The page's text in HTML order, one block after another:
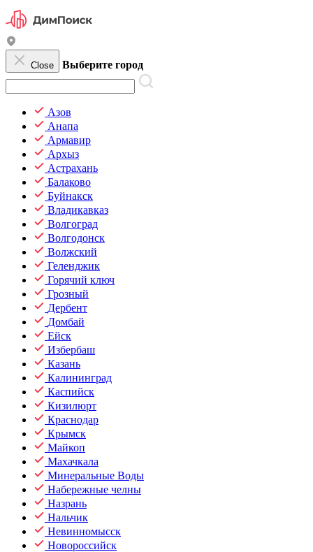
Close Выберите город
Азов
Анапа
Армавир
Архыз
Астрахань
Балаково
Буйнакск
Владикавказ
Волгоград
Волгодонск
Волжский
Геленджик
Горячий ключ
Грозный
Дербент
Домбай
Ейск
Избербаш
Казань
Калининград
Каспийск
Кизилюрт
Краснодар
Крымск
Майкоп
Махачкала
Минеральные Воды
Набережные челны
Назрань
Нальчик
Невинномысск
Новороссийск